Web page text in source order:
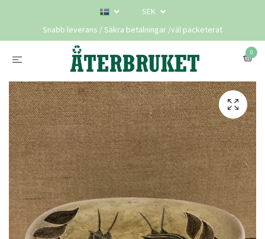
SEK
Snabb leverans / Säkra betalningar /väl packeterat
0